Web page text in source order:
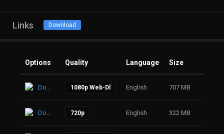
Links Download
Options Quality Language Size
Download 1080p Web-Dl English 707 MB
Download 720p English 322 MB